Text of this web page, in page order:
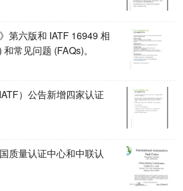
第六版和 IATF 16949 相
常见问题 (FAQs)。
）公告新增四家认证
质量认证中心和中联认